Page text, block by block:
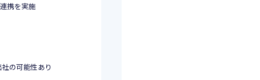
携を実施
の可能性あり